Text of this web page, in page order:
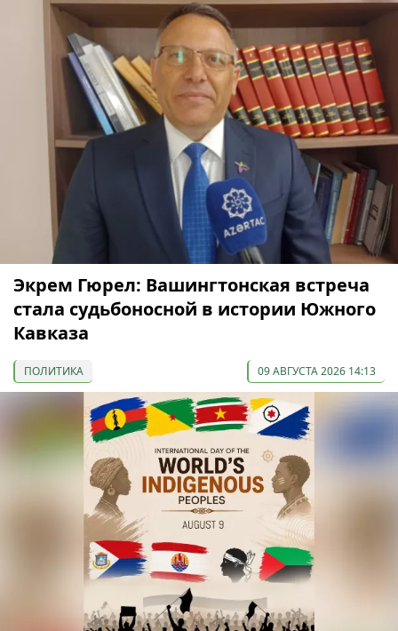
Экрем Гюрел: Вашингтонская встреча
стала судьбоносной в истории Южного
Кавказа
ПОЛИТИКА 09 АВГУСТА 2026 14:13